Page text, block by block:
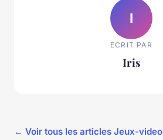
I
ECRIT PAR
Iris
← Voir tous les articles Jeux-video